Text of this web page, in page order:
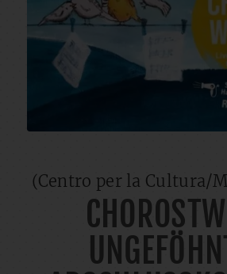
(Centro per la Cultura/